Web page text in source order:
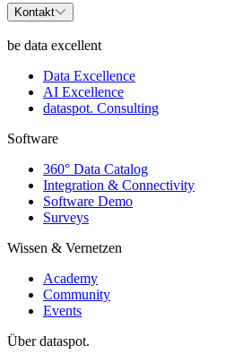
Kontakt
be data excellent
Data Excellence
AI Excellence
dataspot. Consulting
Software
360° Data Catalog
Integration & Connectivity
Software Demo
Surveys
Wissen & Vernetzen
Academy
Community
Events
Über dataspot.